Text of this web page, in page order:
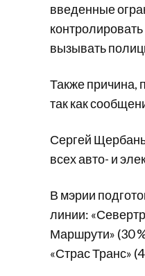
введенные
вызывать
Также причина,
так как
Сергей
всех авто- и
В мэрии
линии:
Маршрути» (30
«Страс Транс»